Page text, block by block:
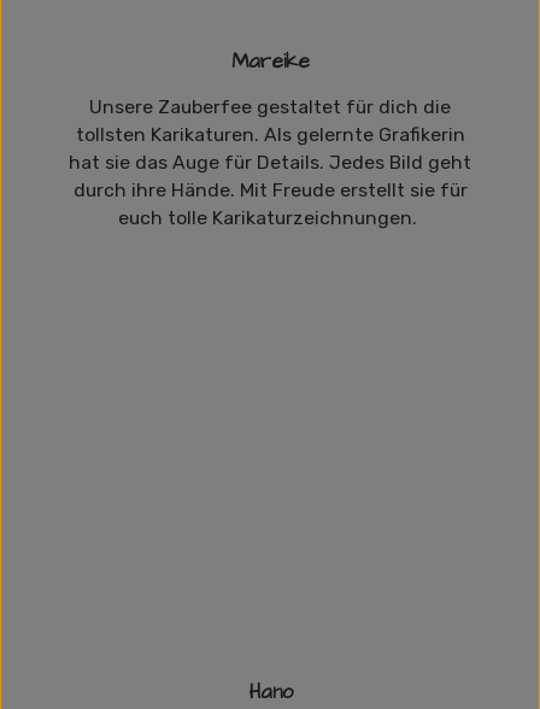
Mareike
Unsere Zauberfee gestaltet für dich die
tollsten Karikaturen. Als gelernte Grafikerin
hat sie das Auge für Details. Jedes Bild geht
durch ihre Hände. Mit Freude erstellt sie für
euch tolle Karikaturzeichnungen.
Hano